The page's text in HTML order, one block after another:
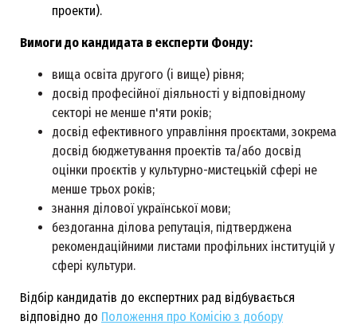
проекти).
Вимоги до кандидата в експерти Фонду:
вища освіта другого (і вище) рівня;
досвід професійної діяльності у відповідному
секторі не менше п'яти років;
досвід ефективного управління проєктами, зокрема
досвід бюджетування проектів та/або досвід
оцінки проєктів у культурно-мистецькій сфері не
менше трьох років;
знання ділової української мови;
бездоганна ділова репутація, підтверджена
рекомендаційними листами профільних інституцій у
сфері культури.
Відбір кандидатів до експертних рад відбувається
відповідно до Положення про Комісію з добору